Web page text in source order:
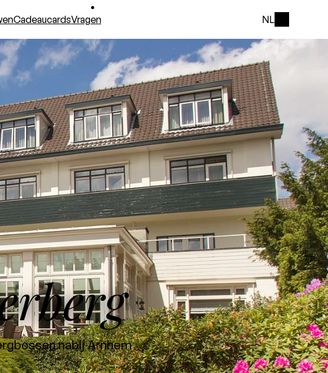
CadeaucardsVragen NL
nabij Arnhem